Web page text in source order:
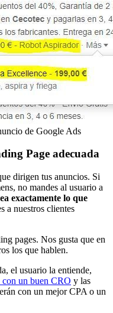
de Google Ads
Page adecuada
dirigen tus anuncios. Si
no mandes al usuario a
exactamente lo que
a nuestros clientes
pages. Nos gusta que en
los que hablen.
el usuario la entiende,
con un buen CRO y las
con un mejor CPA o un